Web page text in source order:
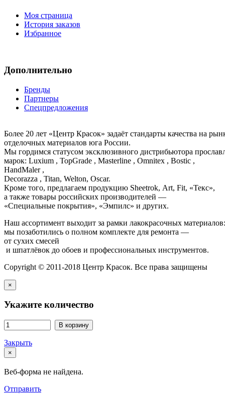
Моя страница
История заказов
Избранное
Дополнительно
Бренды
Партнеры
Спецпредложения
Более 20 лет «Центр Красок» задаёт стандарты качества на
отделочных материалов юга России.
Мы гордимся статусом эксклюзивного дистрибьютора
марок: Luxium , TopGrade , Masterline , Omnitex , Bostic ,
HandMaler ,
Decorazza , Titan, Welton, Oscar.
Кроме того, предлагаем продукцию Sheetrok, Art, Fit, «Текс»,
а также товары российских производителей —
«Специальные покрытия», «Эмпилс» и других.
Наш ассортимент выходит за рамки лакокрасочных
мы позаботились о полном комплекте для ремонта —
от сухих смесей
и шпатлёвок до обоев и профессиональных инструментов.
Copyright © 2011-2018 Центр Красок. Все права защищены
×
Укажите количество
В корзину
Закрыть
×
Веб-форма не найдена.
Отправить